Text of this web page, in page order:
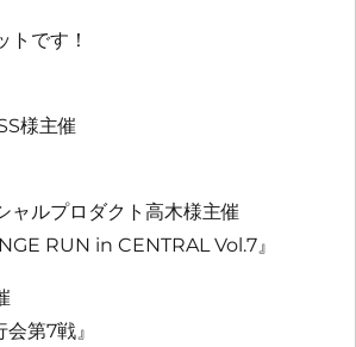
トです！
様主催
ャルプロダクト高木様主催
RUN in CENTRAL Vol.7』
第7戦』